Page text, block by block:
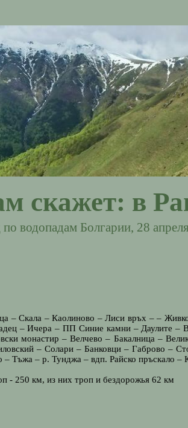
скажет: в
по водопадам Болгарии, 28
– Скала – Каолиново – Лиси връх – –
– Ичера – ПП Синие камни – Даулите
монастир – Велчево – Бакалница –
– Солари – Банковци – Габрово –
Тъжа – р. Тунджа – вдп. Райско пръскало
- 250 км, из них троп и бездорожья 62 км